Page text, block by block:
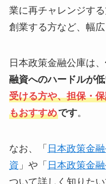
業に再チャレンジす
創業する方など、幅
日本政策金融公庫は、
融資へのハードルが低
受ける方や、担保・
もおすすめです。
なお、「 日本政策金
資 」や「 日本政策金
ついて詳しく知りた